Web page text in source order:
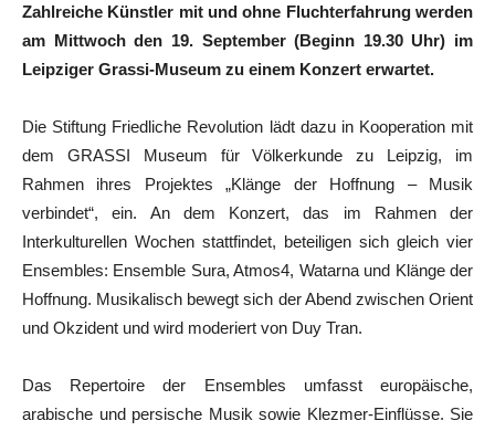
Zahlreiche Künstler mit und ohne Fluchterfahrung werden
am Mittwoch den 19. September (Beginn 19.30 Uhr) im
Leipziger Grassi-Museum zu einem Konzert erwartet.
Die Stiftung Friedliche Revolution lädt dazu in Kooperation mit
dem GRASSI Museum für Völkerkunde zu Leipzig, im
Rahmen ihres Projektes „Klänge der Hoffnung – Musik
verbindet“, ein. An dem Konzert, das im Rahmen der
Interkulturellen Wochen stattfindet, beteiligen sich gleich vier
Ensembles: Ensemble Sura, Atmos4, Watarna und Klänge der
Hoffnung. Musikalisch bewegt sich der Abend zwischen Orient
und Okzident und wird moderiert von Duy Tran.
Das Repertoire der Ensembles umfasst europäische,
arabische und persische Musik sowie Klezmer-Einflüsse. Sie